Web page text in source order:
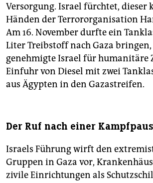
Versorgung. Israel fürchtet, dieser
Händen der Terrororganisation
Am 16. November durfte ein
Liter Treibstoff nach Gaza
genehmigte Israel für humanitäre
Einfuhr von Diesel mit zwei
aus Ägypten in den Gazastreifen.
Der Ruf nach einer
Israels Führung wirft den
Gruppen in Gaza vor,
zivile Einrichtungen als